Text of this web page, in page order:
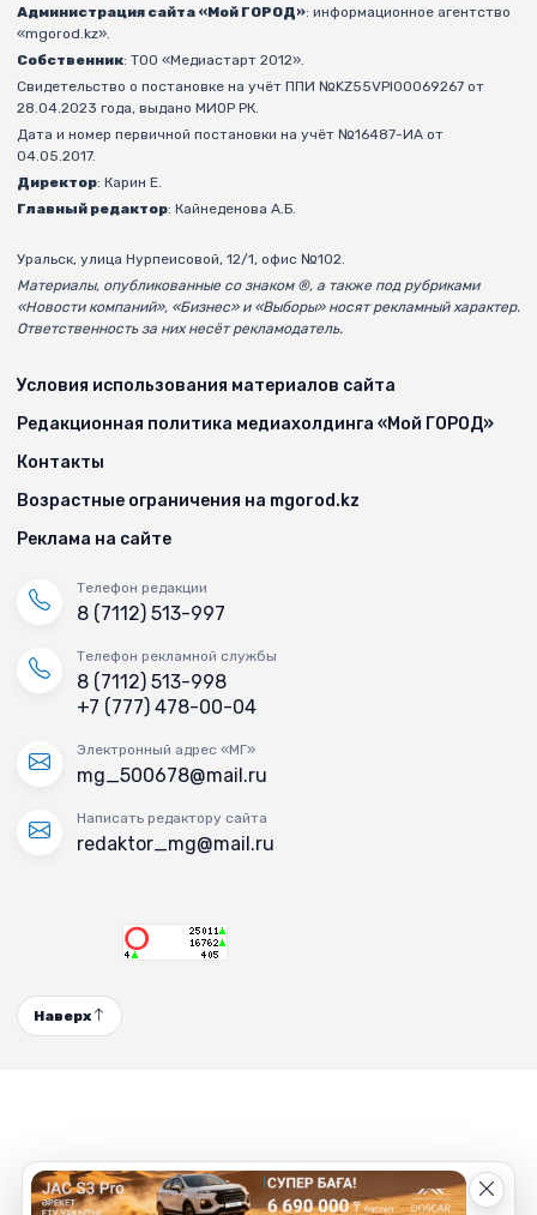
Администрация сайта «Мой ГОРОД»: информационное агентство
«mgorod.kz».
Собственник: ТОО «Медиастарт 2012».
Свидетельство о постановке на учёт ППИ №KZ55VPI00069267 от
28.04.2023 года, выдано МИОР РК.
Дата и номер первичной постановки на учёт №16487-ИА от
04.05.2017.
Директор: Карин Е.
Главный редактор: Кайнеденова А.Б.
Уральск, улица Нурпеисовой, 12/1, офис №102.
Материалы, опубликованные со знаком ®, а также под рубриками
«Новости компаний», «Бизнес» и «Выборы» носят рекламный характер.
Ответственность за них несёт рекламодатель.
Условия использования материалов сайта
Редакционная политика медиахолдинга «Мой ГОРОД»
Контакты
Возрастные ограничения на mgorod.kz
Реклама на сайте
Телефон редакции
8 (7112) 513-997
Телефон рекламной службы
8 (7112) 513-998
+7 (777) 478-00-04
Электронный адрес «МГ»
mg_500678@mail.ru
Написать редактору сайта
redaktor_mg@mail.ru
Наверх